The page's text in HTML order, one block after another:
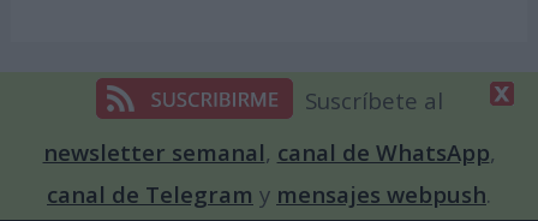
NOSOTROS
Equipo de redacción
Suscríbete al
newsletter semanal, canal de WhatsApp,
canal de Telegram y mensajes webpush.